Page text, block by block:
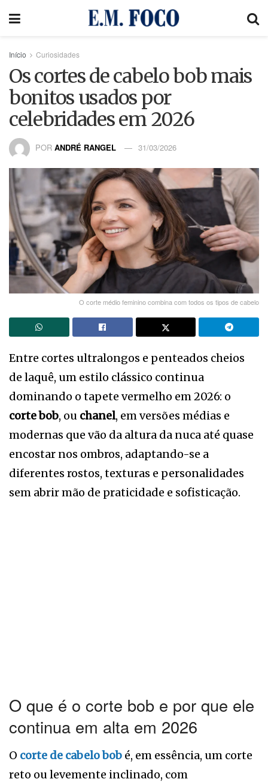
Início Curiosidades
Os cortes de cabelo bob mais
bonitos usados ​​por
celebridades em 2026
POR ANDRÉ RANGEL 31/03/2026
O corte médio feminino combina com todos os tipos de cabelo
Entre cortes ultralongos e penteados cheios
de laquê, um estilo clássico continua
dominando o tapete vermelho em 2026: o
corte bob, ou chanel, em versões médias e
modernas que vão da altura da nuca até quase
encostar nos ombros, adaptando-se a
diferentes rostos, texturas e personalidades
sem abrir mão de praticidade e sofisticação.
O que é o corte bob e por que ele
continua em alta em 2026
O corte de cabelo bob é, em essência, um corte
reto ou levemente inclinado, com